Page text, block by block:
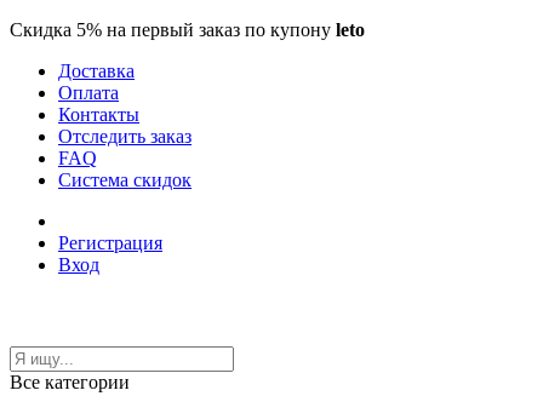
Скидка 5% на первый заказ по купону leto
Доставка
Оплата
Контакты
Отследить заказ
FAQ
Система скидок
Регистрация
Вход
Все категории